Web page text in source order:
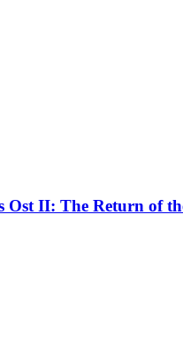
Ost II: The Return of